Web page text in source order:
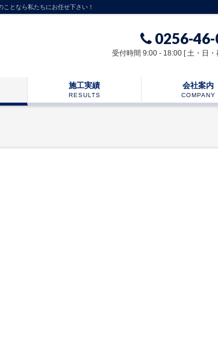
となら私たちにお任せ下さい！
0256-
受付時間 9:00 - 18:00 [ 土・日・
施工実績
RESULTS
会社案内
COMPANY